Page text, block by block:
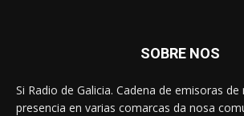
SOBRE NOS
Si Radio de Galicia. Cadena de emisoras
presencia en varias comarcas da nosa